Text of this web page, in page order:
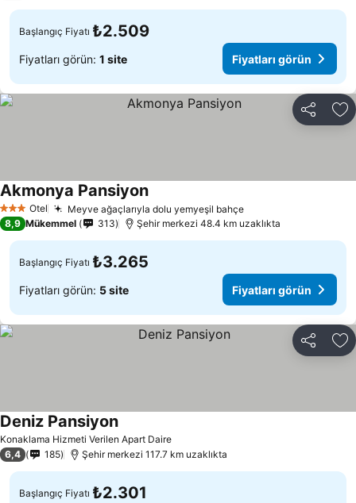
Başlangıç Fiyatı ₺2.509
Fiyatları görün: 1 site Fiyatları görün
Paylaş
3 YıldızOtel Meyve ağaçlarıyla dolu yemyeşil bahçeFiyatları görün
Akmonya PansiyonFiyatları görün
8,9 Mükemmel 313 Şehir merkezi 48.4 km uzaklıkta
Başlangıç Fiyatı ₺3.265
Fiyatları görün: 5 site Fiyatları görün
Paylaş
Konaklama Hizmeti Verilen Apart Daire
Deniz PansiyonFiyatları görün
6,4 185 Şehir merkezi 117.7 km uzaklıkta
Başlangıç Fiyatı ₺2.301